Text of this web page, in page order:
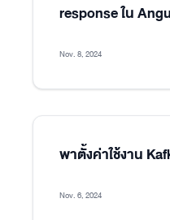
response ใน
Nov. 8, 2024
พาตั้งค่าใช้งาน
Nov. 6, 2024